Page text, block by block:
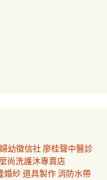
婦幼徵信社 廖桂聲中醫診
麼尚洗護沐專賣店
婚紗道具製作消防水帶